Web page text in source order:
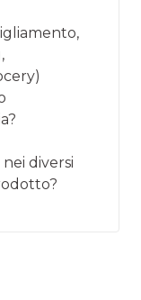
diversi